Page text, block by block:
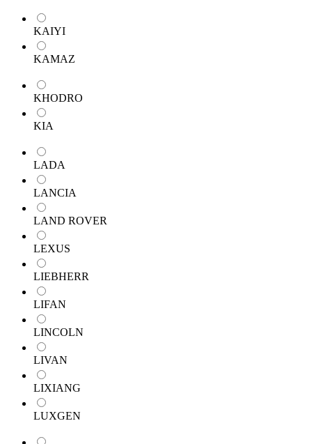
KAIYI
KAMAZ
KHODRO
KIA
LADA
LANCIA
LAND ROVER
LEXUS
LIEBHERR
LIFAN
LINCOLN
LIVAN
LIXIANG
LUXGEN